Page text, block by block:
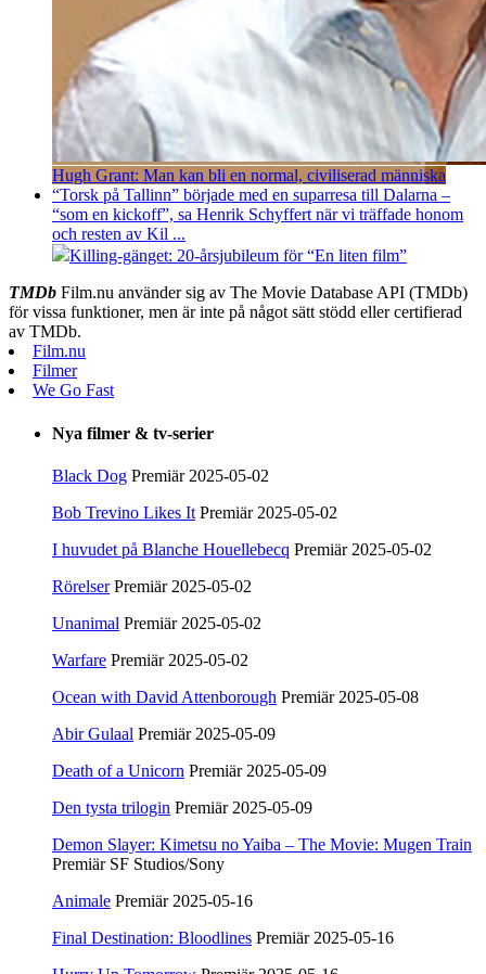
Hugh Grant: Man kan bli en normal, civiliserad människa
“Torsk på Tallinn” började med en suparresa till Dalarna –
“som en kickoff”, sa Henrik Schyffert när vi träffade honom
och resten av Kil ...
Killing-gänget: 20-årsjubileum för “En liten film”
TMDb Film.nu använder sig av The Movie Database API (TMDb)
för vissa funktioner, men är inte på något sätt stödd eller certifierad
av TMDb.
Film.nu
Filmer
We Go Fast
Nya filmer & tv-serier
Black Dog Premiär 2025-05-02
Bob Trevino Likes It Premiär 2025-05-02
I huvudet på Blanche Houellebecq Premiär 2025-05-02
Rörelser Premiär 2025-05-02
Unanimal Premiär 2025-05-02
Warfare Premiär 2025-05-02
Ocean with David Attenborough Premiär 2025-05-08
Abir Gulaal Premiär 2025-05-09
Death of a Unicorn Premiär 2025-05-09
Den tysta trilogin Premiär 2025-05-09
Demon Slayer: Kimetsu no Yaiba – The Movie: Mugen Train
Premiär SF Studios/Sony
Animale Premiär 2025-05-16
Final Destination: Bloodlines Premiär 2025-05-16